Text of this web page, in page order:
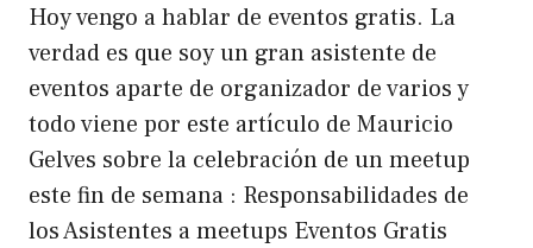
Hoy vengo a hablar de eventos gratis. La
verdad es que soy un gran asistente de
eventos aparte de organizador de varios y
todo viene por este artículo de Mauricio
Gelves sobre la celebración de un meetup
este fin de semana : Responsabilidades de
los Asistentes a meetups Eventos Gratis